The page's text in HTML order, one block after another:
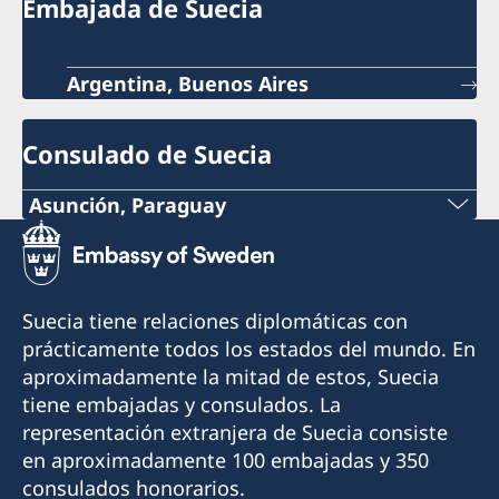
Embajada de Suecia
Argentina, Buenos Aires
Consulado de Suecia
Asunción, Paraguay
Teléfono:
+595 21 2190 463
Celular:
+595 972 256252
Correo electrónico:
consulado.suecia@rieder.com.py
Suecia tiene relaciones diplomáticas con
prácticamente todos los estados del mundo. En
aproximadamente la mitad de estos, Suecia
tiene embajadas y consulados. La
representación extranjera de Suecia consiste
en aproximadamente 100 embajadas y 350
consulados honorarios.